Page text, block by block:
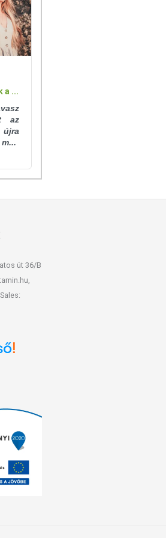
a ...
az
út 36/B